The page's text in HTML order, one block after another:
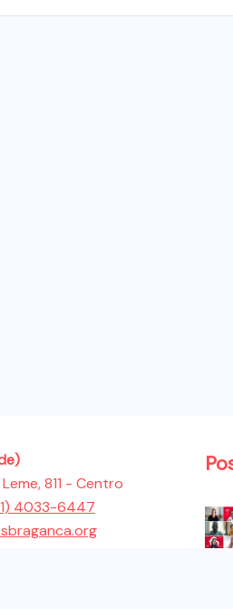
811 - Centro
4033-6447